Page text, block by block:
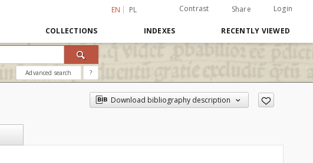
EN PL Contrast Share Login
COLLECTIONS INDEXES RECENTLY VIEWED
Advanced search ?
Download bibliography description